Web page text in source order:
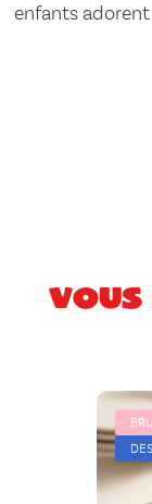
enfants adorent